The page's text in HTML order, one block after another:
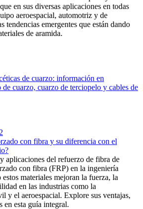
en sus diversas aplicaciones en todas
aeroespacial, automotriz y de
tendencias emergentes que están dando
de aramida.
de cuarzo: información en
cuarzo, cuarzo de terciopelo y cables de
con fibra y su diferencia con el
aplicaciones del refuerzo de fibra de
con fibra (FRP) en la ingeniería
materiales mejoran la fuerza, la
en las industrias como la
y el aeroespacial. Explore sus ventajas,
en esta guía integral.